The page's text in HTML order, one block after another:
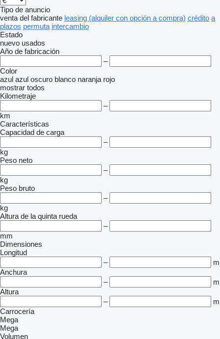
Tipo de anuncio
venta del fabricante leasing (alquiler con opción a compra) crédito a
plazos permuta intercambio
Estado
nuevo usados
Año de fabricación
–
Color
azul azul oscuro blanco naranja rojo
mostrar todos
Kilometraje
–
km
Características
Capacidad de carga
–
kg
Peso neto
–
kg
Peso bruto
–
kg
Altura de la quinta rueda
–
mm
Dimensiones
Longitud
–
m
Anchura
–
m
Altura
–
m
Carrocería
Mega
Mega
Volumen